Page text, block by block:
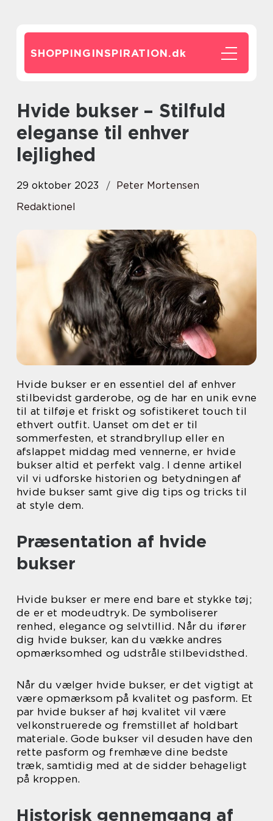
SHOPPINGINSPIRATION.dk
Hvide bukser – Stilfuld
eleganse til enhver
lejlighed
29 oktober 2023
Peter Mortensen
Redaktionel
Hvide bukser er en essentiel del af enhver
stilbevidst garderobe, og de har en unik evne
til at tilføje et friskt og sofistikeret touch til
ethvert outfit. Uanset om det er til
sommerfesten, et strandbryllup eller en
afslappet middag med vennerne, er hvide
bukser altid et perfekt valg. I denne artikel
vil vi udforske historien og betydningen af
hvide bukser samt give dig tips og tricks til
at style dem.
Præsentation af hvide
bukser
Hvide bukser er mere end bare et stykke tøj;
de er et modeudtryk. De symboliserer
renhed, elegance og selvtillid. Når du ifører
dig hvide bukser, kan du vække andres
opmærksomhed og udstråle stilbevidsthed.
Når du vælger hvide bukser, er det vigtigt at
være opmærksom på kvalitet og pasform. Et
par hvide bukser af høj kvalitet vil være
velkonstruerede og fremstillet af holdbart
materiale. Gode bukser vil desuden have den
rette pasform og fremhæve dine bedste
træk, samtidig med at de sidder behageligt
på kroppen.
Historisk gennemgang af